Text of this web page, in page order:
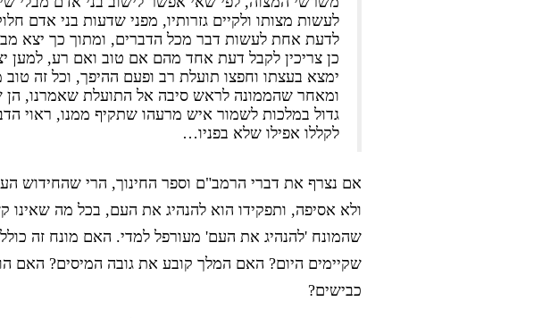
לעשות מצותו ולקיים גזרותיו, מפני שדעות בני אדם
לדעת אחת לעשות דבר מכל הדברים, ומתוך כך יצא
כן צריכין לקבל דעת אחד מהם אם טוב ואם רע, למען
ימצא בעצתו וחפצו תועלת רב ופעם ההיפך, וכל זה
ומאחר שהממונה לראש סיבה אל התועלת שאמרנו, הן
גדול במלכות לשמור איש מרעהו שתקיף ממנו, ראוי
לקללו אפילו שלא בפניו…
אם נצרף את דברי הרמב"ם וספר החינוך, הרי שהחידוש
ולא אסיפה, ותפקידו הוא להנהיג את העם, בכל מה שאינו
שהמונח 'להנהיג את העם' מעורפל למדי. האם מונח זה
שקיימים היום? האם המלך קובע את גובה המיסים? האם
כבישים?